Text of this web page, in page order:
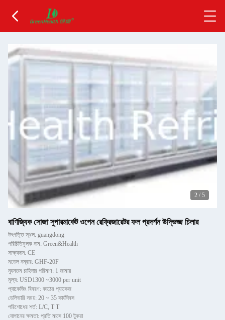
2 / 5
বাণিজ্যিক সোজা সুপারমার্কেট ওপেন রেফ্রিজারেটর ফল প্রদর্শন উদ্ভিজ্জ চিলার
উৎপত্তি স্থল: guangdong
পরিচিতিমুলক নাম: Green&Health
সাক্ষ্যদান: CE
মডেল নম্বার: GHF-20F
ন্যূনতম চাহিদার পরিমাণ: 1 জামায়
মূল্য: USD1300 ~3000 per unit
প্যাকেজিং বিবরণ: কাঠের প্যাকেজ
ডেলিভারি সময়: 20 ~ 35 কার্যদিবস
পরিশোধের শর্ত: L/C, T T
যোগানের ক্ষমতা: প্রতি মাসে 100 টুকরা